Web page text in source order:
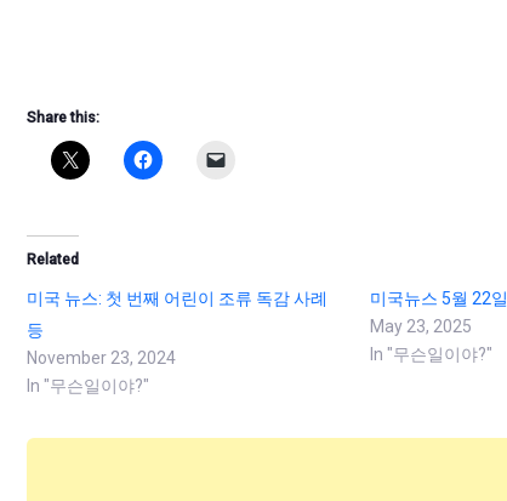
Share this:
Related
미국 뉴스: 첫 번째 어린이 조류 독감 사례
등
November 23, 2024
In "무슨일이야?"
미국뉴스 5월 22일
May 23, 2025
In "무슨일이야?"